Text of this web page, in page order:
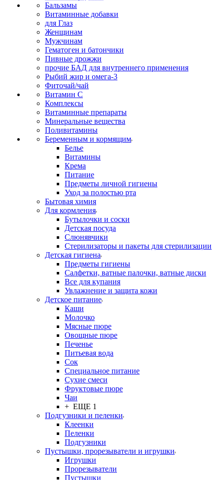
Бальзамы
Витаминные добавки
для Глаз
Женщинам
Мужчинам
Гематоген и батончики
Пивные дрожжи
прочие БАД для внутреннего применения
Рыбий жир и омега-3
Фиточай/чай
Витамин С
Комплексы
Витаминные препараты
Минеральные вещества
Поливитамины
Беременным и кормящим
Белье
Витамины
Крема
Питание
Предметы личной гигиены
Уход за полостью рта
Бытовая химия
Для кормления
Бутылочки и соски
Детская посуда
Слюнявчики
Стерилизаторы и пакеты для стерилизации
Детская гигиена
Предметы гигиены
Салфетки, ватные палочки, ватные диски
Все для купания
Увлажнение и защита кожи
Детское питание
Каши
Молочко
Мясные пюре
Овощные пюре
Печенье
Питьевая вода
Сок
Специальное питание
Сухие смеси
Фруктовые пюре
Чаи
+ ЕЩЕ 1
Подгузники и пеленки
Клеенки
Пеленки
Подгузники
Пустышки, прорезыватели и игрушки
Игрушки
Прорезыватели
Пустышки